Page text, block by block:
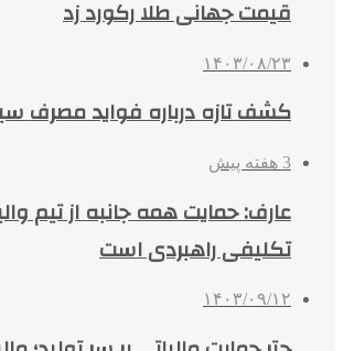
قیمت جهانی طلا رکورد زد
۱۴۰۳/۰۸/۲۳
کشف تازه درباره فواید مصرف
3 هفته پیش
عارف: حمایت همه جانبه از تیم
تکلیفی راهبردی است
۱۴۰۳/۰۹/۱۲